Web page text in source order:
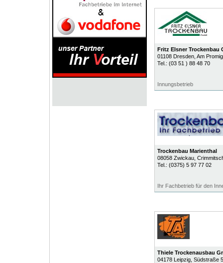
Fritz Elsner Trockenbau
01108 Dresden, Am
Tel.: (03 51 ) 88 48 70
Innungsbetrieb
Trockenbau Marienthal
08058 Zwickau,
Tel.: (0375) 5 97 77 02
Ihr Fachbetrieb für den
Thiele Trockenausbau
04178 Leipzig, Südstraße